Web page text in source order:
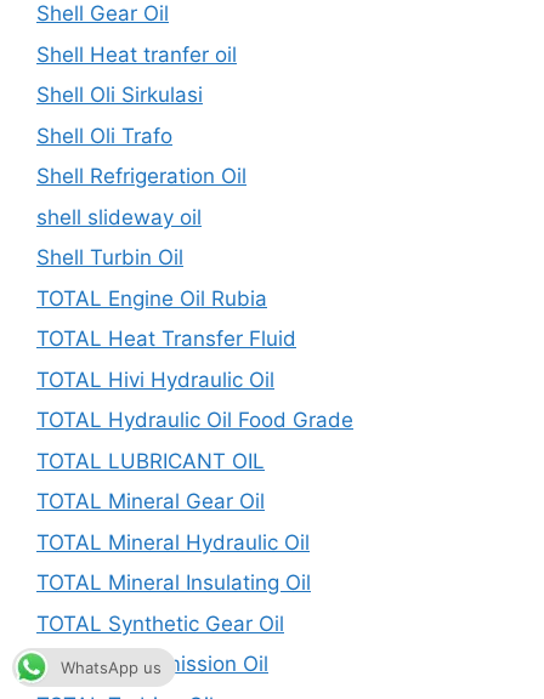
Shell Gear Oil
Shell Heat tranfer oil
Shell Oli Sirkulasi
Shell Oli Trafo
Shell Refrigeration Oil
shell slideway oil
Shell Turbin Oil
TOTAL Engine Oil Rubia
TOTAL Heat Transfer Fluid
TOTAL Hivi Hydraulic Oil
TOTAL Hydraulic Oil Food Grade
TOTAL LUBRICANT OIL
TOTAL Mineral Gear Oil
TOTAL Mineral Hydraulic Oil
TOTAL Mineral Insulating Oil
TOTAL Synthetic Gear Oil
TOTAL Transmission Oil
WhatsApp us